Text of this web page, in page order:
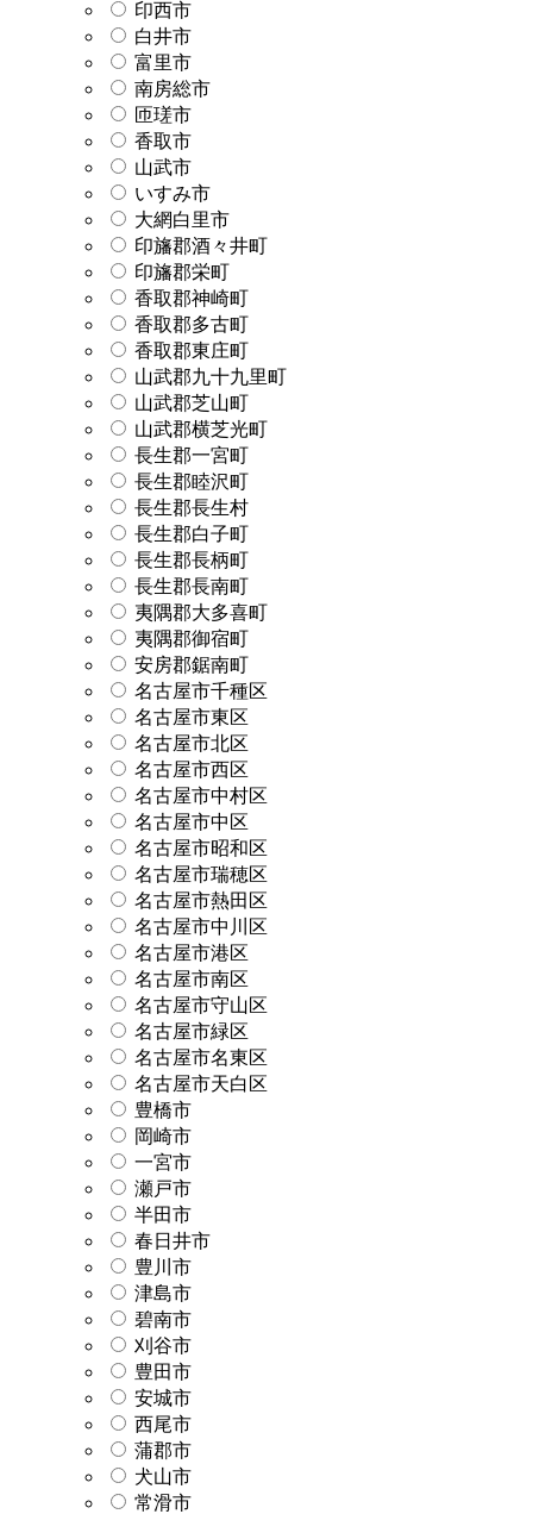
印西市
白井市
富里市
南房総市
匝瑳市
香取市
山武市
いすみ市
大網白里市
印旛郡酒々井町
印旛郡栄町
香取郡神崎町
香取郡多古町
香取郡東庄町
山武郡九十九里町
山武郡芝山町
山武郡横芝光町
長生郡一宮町
長生郡睦沢町
長生郡長生村
長生郡白子町
長生郡長柄町
長生郡長南町
夷隅郡大多喜町
夷隅郡御宿町
安房郡鋸南町
名古屋市千種区
名古屋市東区
名古屋市北区
名古屋市西区
名古屋市中村区
名古屋市中区
名古屋市昭和区
名古屋市瑞穂区
名古屋市熱田区
名古屋市中川区
名古屋市港区
名古屋市南区
名古屋市守山区
名古屋市緑区
名古屋市名東区
名古屋市天白区
豊橋市
岡崎市
一宮市
瀬戸市
半田市
春日井市
豊川市
津島市
碧南市
刈谷市
豊田市
安城市
西尾市
蒲郡市
犬山市
常滑市